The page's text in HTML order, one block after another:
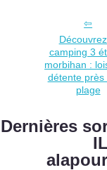
camping 3
morbihan :
détente près
plage
Dernières